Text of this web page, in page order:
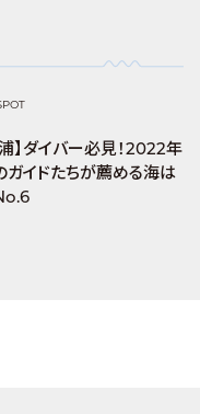
浦】ダイバー必見！2022年
ガイドたちが薦める海は